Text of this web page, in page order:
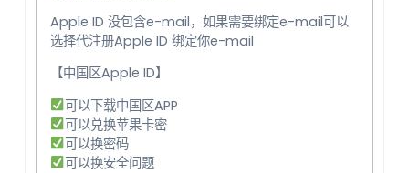
Apple ID 没包含e-mail，如果需要绑定e-mail可以
选择代注册Apple ID 绑定你e-mail
【中国区Apple ID】
可以下载中国区APP
可以兑换苹果卡密
可以换密码
可以换安全问题